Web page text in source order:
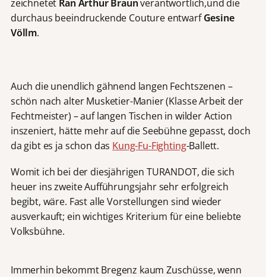
zeichnetet Ran Arthur Braunverantwortlich,und die
durchaus beeindruckende Couture entwarfGesine
Völlm.
Auch die unendlich gähnend langen Fechtszenen –
schön nach alter Musketier-Manier (Klasse Arbeit der
Fechtmeister) – auf langen Tischen in wilder Action
inszeniert, hätte mehr auf die Seebühne gepasst, doch
da gibt es ja schon das Kung-Fu-Fighting-Ballett.
Womit ich bei der diesjährigen TURANDOT, die sich
heuer ins zweite Aufführungsjahr sehr erfolgreich
begibt, wäre. Fast alle Vorstellungen sind wieder
ausverkauft; ein wichtiges Kriterium für eine beliebte
Volksbühne.
Immerhin bekommt Bregenz kaum Zuschüsse, wenn